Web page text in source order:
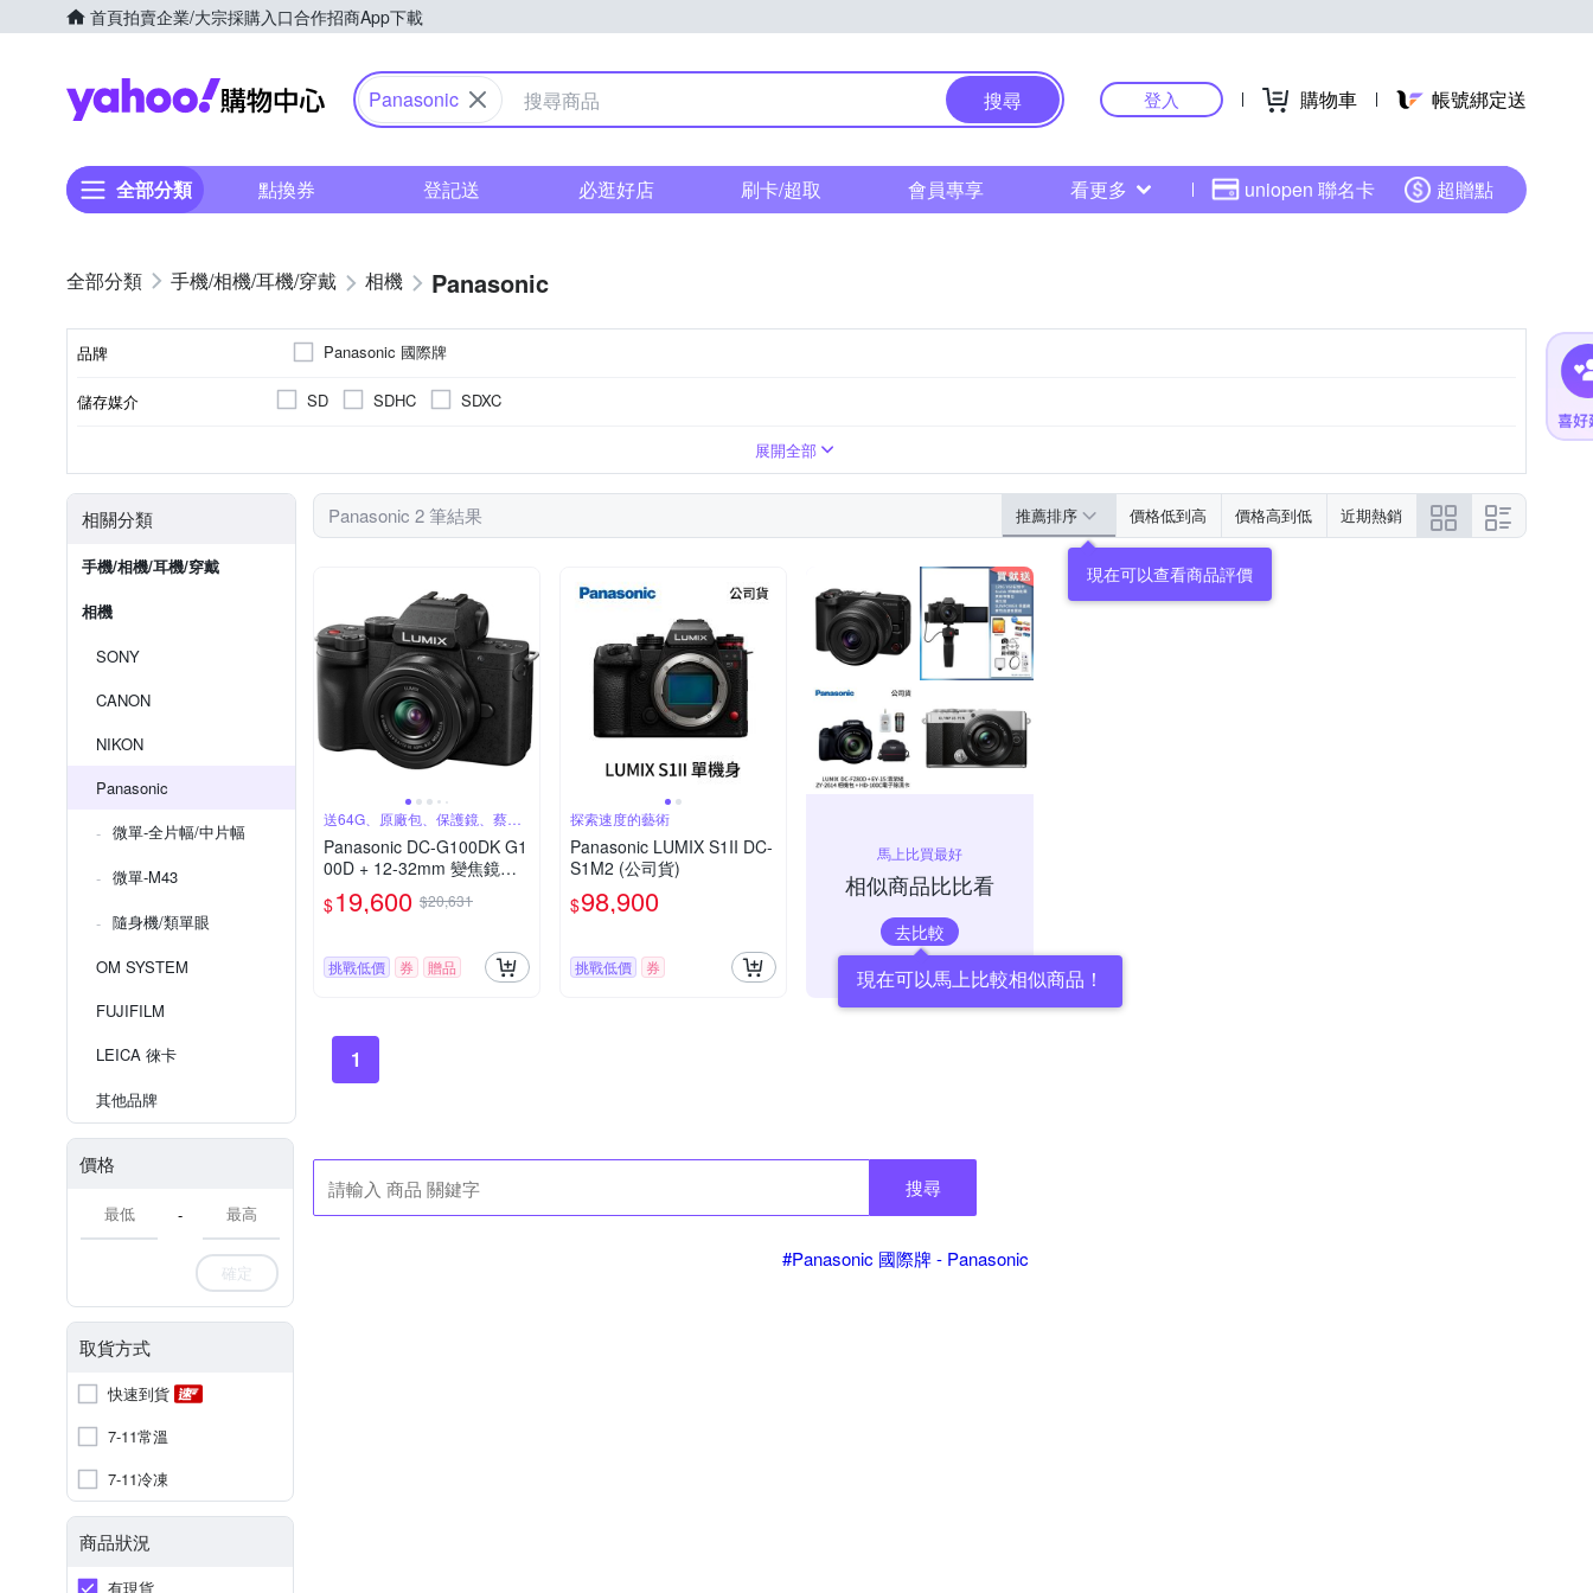
首頁拍賣企業/大宗採購入口合作招商App下載
Yahoo購物中心
Panasonic 搜尋 登入 購物車 帳號綁定送
全部分類 點換券 登記送 必逛好店 刷卡/超取 會員專享 看更多 uniopen 聯名卡 超贈點
手機/相機/耳機/穿戴 相機 Panasonic
品牌 Panasonic 國際牌
儲存媒介 SD SDHC SDXC
展開全部
相關分類
手機/相機/耳機/穿戴
相機
SONY
CANON
NIKON
Panasonic
微單-全片幅/中片幅
微單-M43
隨身機/類單眼
OM SYSTEM
FUJIFILM
LEICA 徠卡
其他品牌
價格
-
確定
取貨方式
快速到貨
7-11常溫
7-11冷凍
商品狀況
有現貨
Panasonic 2 筆結果 推薦排序 價格低到高 價格高到低 近期熱銷
現在可以查看商品評價
送64G、原廠包、保護鏡、蔡司
噴罐
Panasonic DC-G100DK G1
00D + 12-32mm 變焦鏡組
公司貨
$19,600 $20,631
挑戰低價 券 贈品
探索速度的藝術
Panasonic LUMIX S1II DC-
S1M2 (公司貨)
$98,900
挑戰低價 券
馬上比買最好
相似商品比比看
去比較
現在可以馬上比較相似商品！
1
搜尋
#Panasonic 國際牌 - Panasonic